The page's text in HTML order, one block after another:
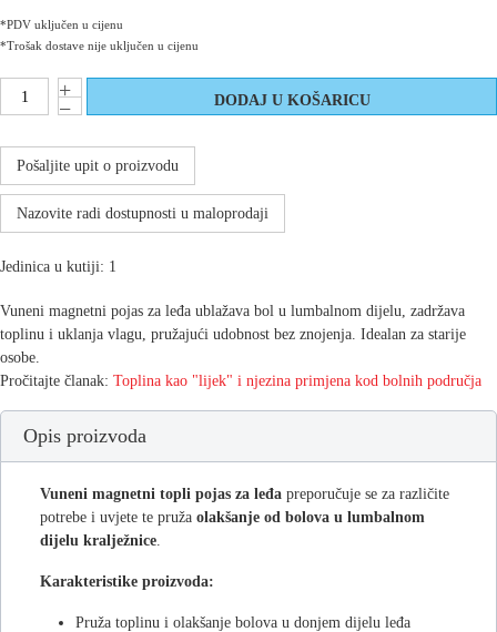
*PDV uključen u cijenu
*Trošak dostave nije uključen u cijenu
Pošaljite upit o proizvodu
Nazovite radi dostupnosti u maloprodaji
Jedinica u kutiji: 1
Vuneni magnetni pojas za leđa ublažava bol u lumbalnom dijelu, zadržava
toplinu i uklanja vlagu, pružajući udobnost bez znojenja. Idealan za starije
osobe.
Pročitajte članak: Toplina kao "lijek" i njezina primjena kod bolnih područja
Opis proizvoda
Vuneni magnetni topli pojas za leđa preporučuje se za različite
potrebe i uvjete te pruža olakšanje od bolova u lumbalnom
dijelu kralježnice
Karakteristike proizvoda:
Pruža toplinu i olakšanje bolova u donjem dijelu leđa